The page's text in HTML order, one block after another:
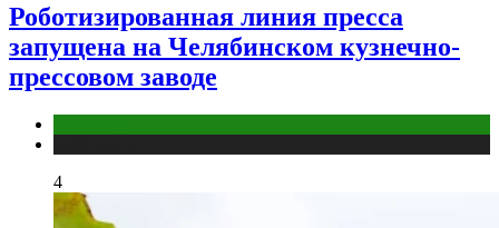
Роботизированная линия пресса
запущена на Челябинском кузнечно-
прессовом заводе
4